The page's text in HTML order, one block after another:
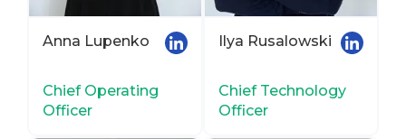
Anna Lupenko
Chief Operating
Officer
Ilya Rusalowski
Chief Technology
Officer